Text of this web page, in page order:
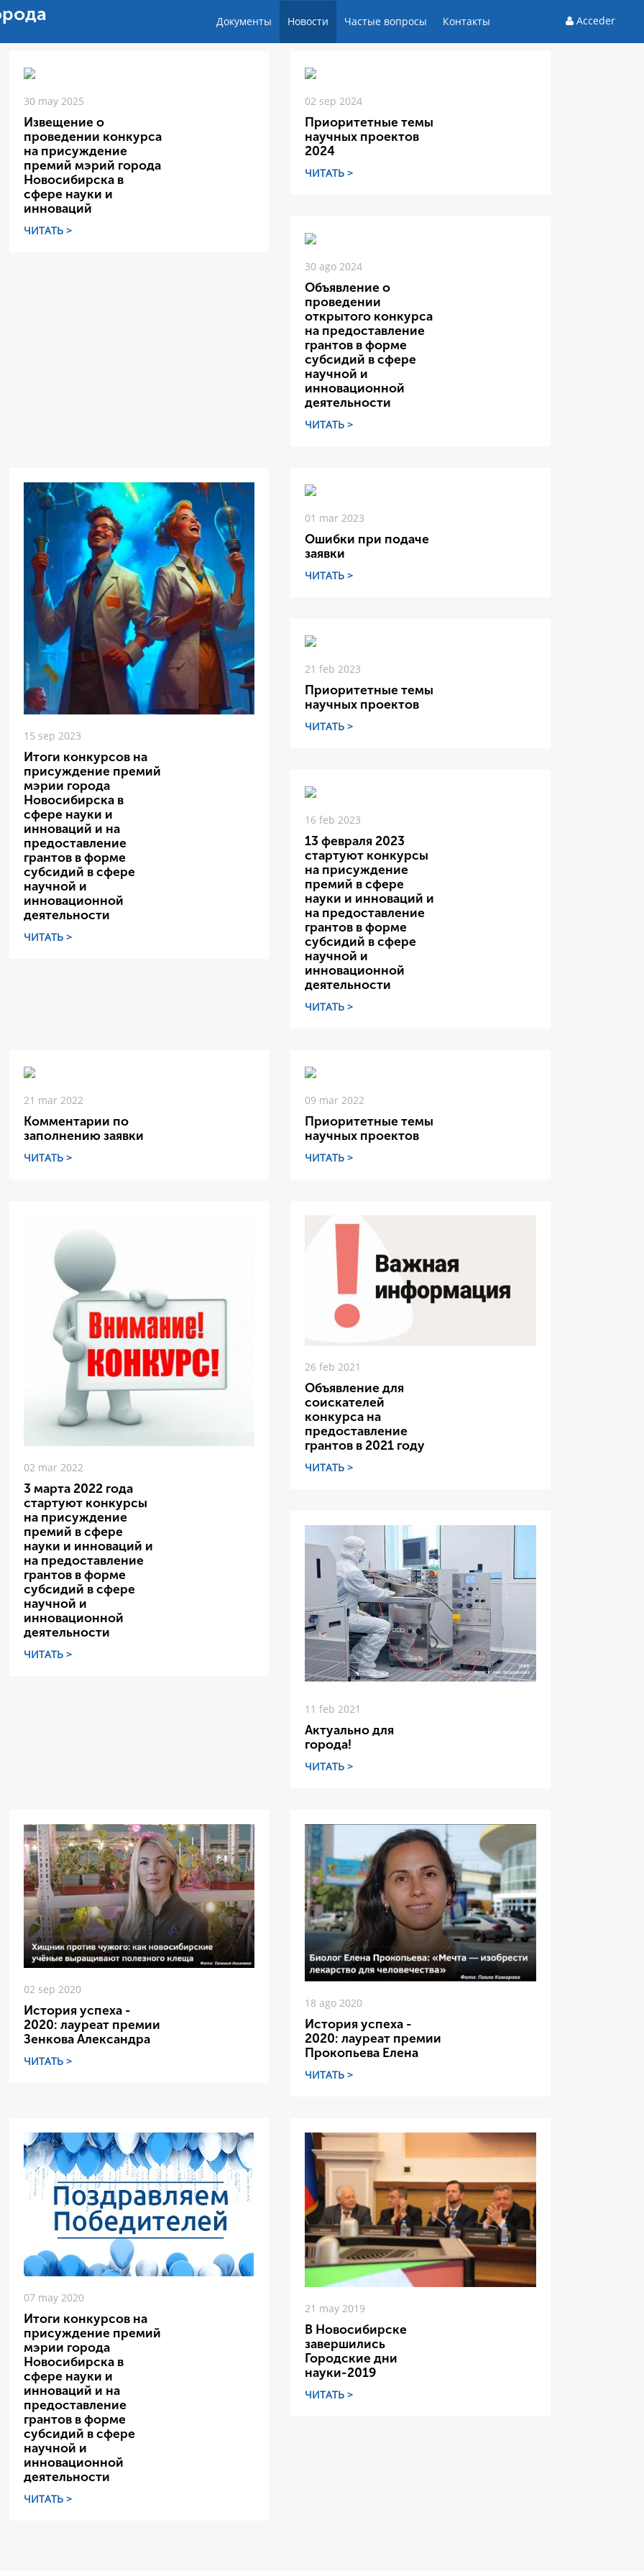
Документы Новости Частые вопросы Контакты Acceder
30 may 2025
Извещение о
проведении конкурса
на присуждение
премий мэрий города
Новосибирска в
сфере науки и
инноваций
ЧИТАТЬ >
02 sep 2024
Приоритетные темы
научных проектов
2024
ЧИТАТЬ >
30 ago 2024
Объявление о
проведении
открытого конкурса
на предоставление
грантов в форме
субсидий в сфере
научной и
инновационной
деятельности
ЧИТАТЬ >
15 sep 2023
Итоги конкурсов на
присуждение премий
мэрии города
Новосибирска в
сфере науки и
инноваций и на
предоставление
грантов в форме
субсидий в сфере
научной и
инновационной
деятельности
ЧИТАТЬ >
01 mar 2023
Ошибки при подаче
заявки
ЧИТАТЬ >
21 feb 2023
Приоритетные темы
научных проектов
ЧИТАТЬ >
16 feb 2023
13 февраля 2023
стартуют конкурсы
на присуждение
премий в сфере
науки и инноваций и
на предоставление
грантов в форме
субсидий в сфере
научной и
инновационной
деятельности
ЧИТАТЬ >
21 mar 2022
Комментарии по
заполнению заявки
ЧИТАТЬ >
09 mar 2022
Приоритетные темы
научных проектов
ЧИТАТЬ >
02 mar 2022
3 марта 2022 года
стартуют конкурсы
на присуждение
премий в сфере
науки и инноваций и
на предоставление
грантов в форме
субсидий в сфере
научной и
инновационной
деятельности
ЧИТАТЬ >
26 feb 2021
Объявление для
соискателей
конкурса на
предоставление
грантов в 2021 году
ЧИТАТЬ >
11 feb 2021
Актуально для
города!
ЧИТАТЬ >
02 sep 2020
История успеха -
2020: лауреат премии
Зенкова Александра
ЧИТАТЬ >
18 ago 2020
История успеха -
2020: лауреат премии
Прокопьева Елена
ЧИТАТЬ >
07 may 2020
Итоги конкурсов на
присуждение премий
мэрии города
Новосибирска в
сфере науки и
инноваций и на
предоставление
грантов в форме
субсидий в сфере
научной и
инновационной
деятельности
ЧИТАТЬ >
21 may 2019
В Новосибирске
завершились
Городские дни
науки-2019
ЧИТАТЬ >